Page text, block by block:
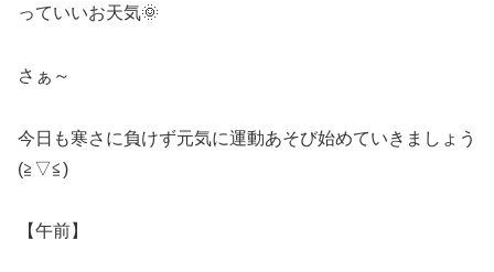
っていいお天気🌞
さぁ～
今日も寒さに負けず元気に運動あそび始めていきましょう
(≧▽≦)
【午前】